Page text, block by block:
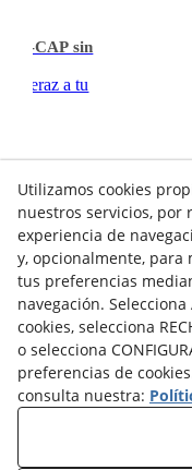
T-CAP sin
veraz a tu
NOTICIAS
NOTICIAS
NOTICIAS
Utilizamos cookies
nuestros servicios, por
experiencia de
y, opcionalmente,
tus preferencias
navegación.
cookies, selecciona
o selecciona
preferencias de
consulta nuestra: